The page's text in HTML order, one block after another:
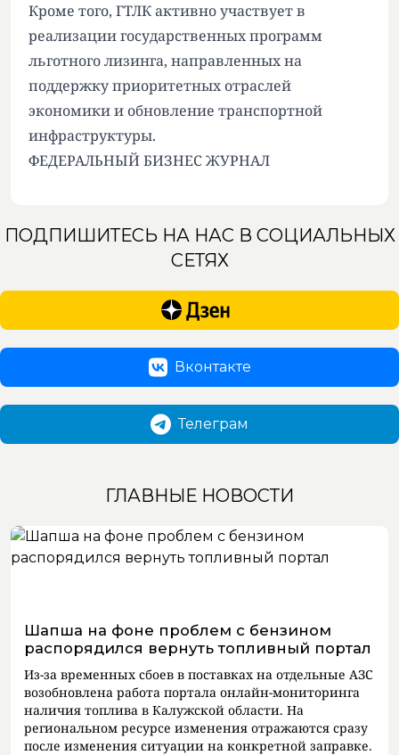
Кроме того, ГТЛК активно участвует в
реализации государственных программ
льготного лизинга, направленных на
поддержку приоритетных отраслей
экономики и обновление транспортной
инфраструктуры.
ФЕДЕРАЛЬНЫЙ БИЗНЕС ЖУРНАЛ
ПОДПИШИТЕСЬ НА НАС В СОЦИАЛЬНЫХ
СЕТЯХ
Вконтакте
Телеграм
ГЛАВНЫЕ НОВОСТИ
Шапша на фоне проблем с бензином
распорядился вернуть топливный портал
Из-за временных сбоев в поставках на отдельные АЗС
возобновлена работа портала онлайн-мониторинга
наличия топлива в Калужской области. На
региональном ресурсе изменения отражаются сразу
после изменения ситуации на конкретной заправке.